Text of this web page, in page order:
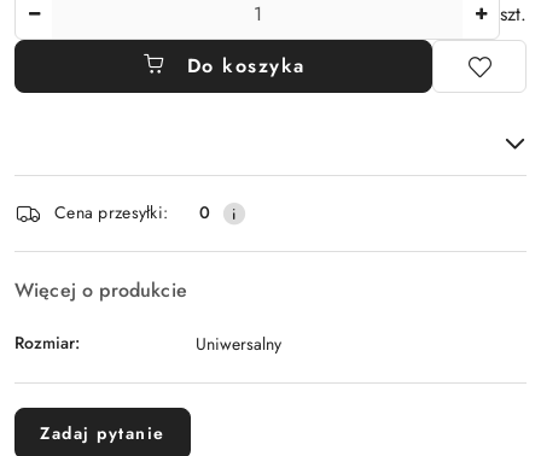
szt.
Do koszyka
Dostępność
i
dostawa
Cena przesyłki: 0
Więcej o produkcie
Rozmiar: Uniwersalny
Zadaj pytanie